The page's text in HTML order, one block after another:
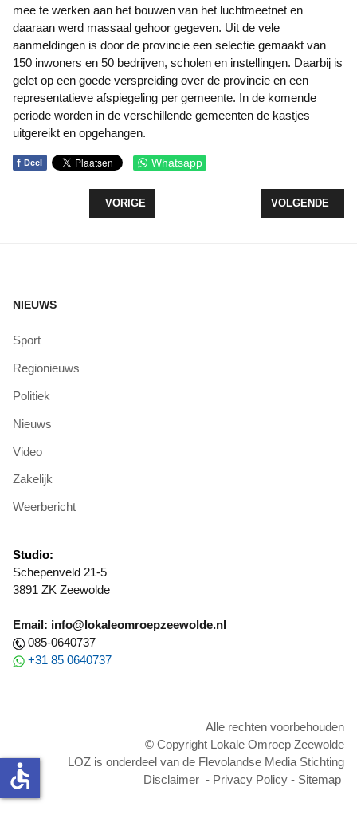
mee te werken aan het bouwen van het luchtmeetnet en
daaraan werd massaal gehoor gegeven. Uit de vele
aanmeldingen is door de provincie een selectie gemaakt van
150 inwoners en 50 bedrijven, scholen en instellingen. Daarbij is
gelet op een goede verspreiding over de provincie en een
representatieve afspiegeling per gemeente. In de komende
periode worden in de verschillende gemeenten de kastjes
uitgereikt en opgehangen.
f Deel Whatsapp
VORIG ARTIKEL: NATUUR WELKOM IN
VORIGE VOLGENDE
VOLGENDE
NIEUWS
Sport
Regionieuws
Politiek
Nieuws
Video
Zakelijk
Weerbericht
Studio:
Schepenveld 21-5
3891 ZK Zeewolde
Email: info@lokaleomroepzeewolde.nl
085-0640737
+31 85 0640737
Alle rechten voorbehouden
© Copyright Lokale Omroep Zeewolde
LOZ is onderdeel van de Flevolandse Media Stichting
Disclaimer - Privacy Policy - Sitemap
accessible